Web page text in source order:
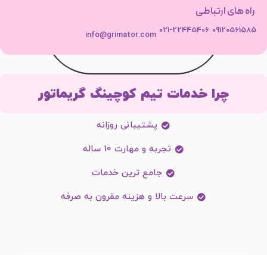
راه های ارتباطی
09120561585
021-22445406
info@grimator.com
چرا خدمات تیم کوچینگ گریماتور
پشتیبانی روزانه
تجربه و مهارت 10 ساله
جامع ترین خدمات
سرعت بالا و هزینه مقرون به صرفه